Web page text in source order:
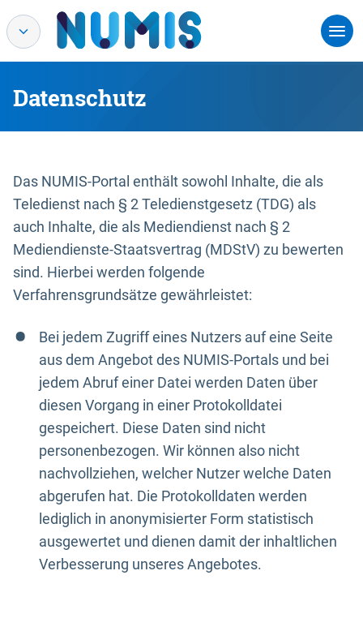
Datenschutz
Das NUMIS-Portal enthält sowohl Inhalte, die als
Teledienst nach § 2 Teledienstgesetz (TDG) als
auch Inhalte, die als Mediendienst nach § 2
Mediendienste-Staatsvertrag (MDStV) zu bewerten
sind. Hierbei werden folgende
Verfahrensgrundsätze gewährleistet:
Bei jedem Zugriff eines Nutzers auf eine Seite
aus dem Angebot des NUMIS-Portals und bei
jedem Abruf einer Datei werden Daten über
diesen Vorgang in einer Protokolldatei
gespeichert. Diese Daten sind nicht
personenbezogen. Wir können also nicht
nachvollziehen, welcher Nutzer welche Daten
abgerufen hat. Die Protokolldaten werden
lediglich in anonymisierter Form statistisch
ausgewertet und dienen damit der inhaltlichen
Verbesserung unseres Angebotes.